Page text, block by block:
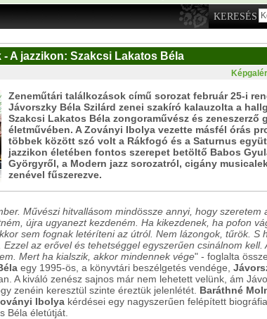
KERESÉS
A jazzikon: Szakcsi Lakatos Béla
Zeneműtári találkozások című sorozat február 25-i
Jávorszky Béla Szilárd zenei szakíró kalauzolta a
Szakcsi Lakatos Béla zongoraművész és zeneszerző
életművében. A Zoványi Ibolya vezette másfél órás
többek között szó volt a Rákfogó és a Saturnus
jazzikon életében fontos szerepet betöltő Babos
Györgyről, a Modern jazz sorozatról, cigány
zenével fűszerezve.
Művészi hitvallásom mindössze annyi, hogy szeretem
újra ugyanezt kezdeném. Ha kikezdenek, ha pofon
sem fognak letéríteni az útról. Nem lázongok, tűrök. S
az erővel és tehetséggel egyszerűen csinálnom kell.
Mert ha kialszik, akkor mindennek vége" - foglalta
egy 1995-ös, a könyvtári beszélgetés vendége,
A kiváló zenész sajnos már nem lehetett velünk, ám
zenéin keresztül szinte éreztük jelenlétét. Baráthné
Ibolya kérdései egy nagyszerűen felépített
Béla életútját.